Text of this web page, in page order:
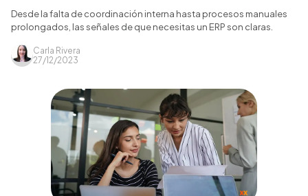
Desde la falta de coordinación interna hasta procesos manuales
prolongados, las señales de que necesitas un ERP son claras.
Carla Rivera
27/12/2023